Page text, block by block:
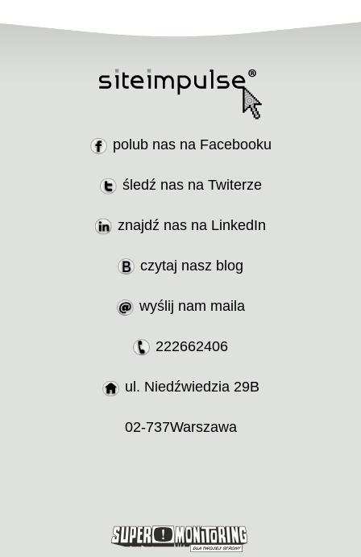
polub nas na Facebooku
śledź nas na Twiterze
znajdź nas na LinkedIn
czytaj nasz blog
wyślij nam maila
222662406
ul. Niedźwiedzia 29B
02-737Warszawa